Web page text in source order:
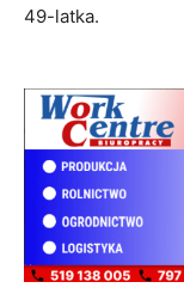
49-latka.